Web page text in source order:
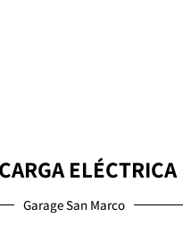
ELÉCTRICA
Garage San Marco